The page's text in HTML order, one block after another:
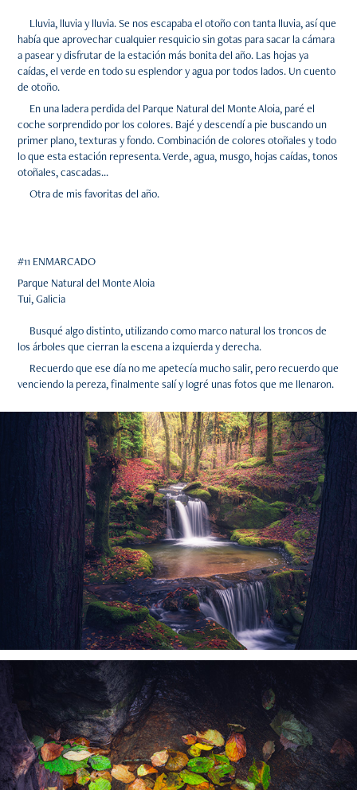
Lluvia, lluvia y lluvia. Se nos escapaba el otoño con tanta lluvia, así que
había que aprovechar cualquier resquicio sin gotas para sacar la cámara
a pasear y disfrutar de la estación más bonita del año. Las hojas ya
caídas, el verde en todo su esplendor y agua por todos lados. Un cuento
de otoño.
En una ladera perdida del Parque Natural del Monte Aloia, paré el
coche sorprendido por los colores. Bajé y descendí a pie buscando un
primer plano, texturas y fondo. Combinación de colores otoñales y todo
lo que esta estación representa. Verde, agua, musgo, hojas caídas, tonos
otoñales, cascadas...
Otra de mis favoritas del año.
#11 ENMARCADO
Parque Natural del Monte Aloia
Tui, Galicia
Busqué algo distinto, utilizando como marco natural los troncos de
los árboles que cierran la escena a izquierda y derecha.
Recuerdo que ese día no me apetecía mucho salir, pero recuerdo que
venciendo la pereza, finalmente salí y logré unas fotos que me llenaron.